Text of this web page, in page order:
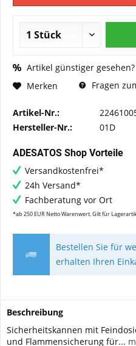
Artikel günstiger gesehen?
Merken
Fragen
Artikel-Nr.:
Hersteller-Nr.:
01D
ADESATOS Shop Vorteile
Versandkostenfrei*
24h Versand*
Fachberatung vor Ort
*ab 250 EUR Netto Warenwert. Gilt für
Bestellen Sie für
erhalten Ihren
Beschreibung
Sicherheitskannen mit
und Flammensicherung für...